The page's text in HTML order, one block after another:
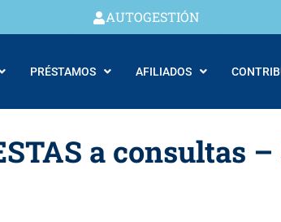
AUTOGESTIÓN
PRÉSTAMOS AFILIADOS
a consultas